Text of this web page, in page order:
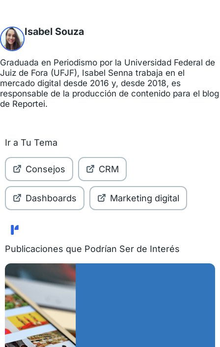
Isabel Souza
Graduada en Periodismo por la Universidad Federal de
Juiz de Fora (UFJF), Isabel Senna trabaja en el
mercado digital desde 2016 y, desde 2018, es
responsable de la producción de contenido para el blog
de Reportei.
Ir a Tu Tema
Consejos CRM
Dashboards Marketing digital
Publicaciones que Podrían Ser de Interés